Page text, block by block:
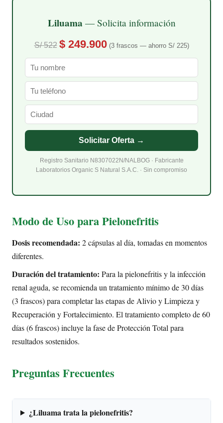
Liluama — Solicita información
S/ 522 $ 249.900 (3 frascos — ahorro S/ 225)
Solicitar Oferta →
Registro Sanitario N8307022N/NALBOG · Fabricante
Laboratorios Organic S Natural S.A.C. · Sin compromiso
Modo de Uso para Pielonefritis
Dosis recomendada: 2 cápsulas al día, tomadas en momentos
diferentes.
Duración del tratamiento: Para la pielonefritis y la infección
renal aguda, se recomienda un tratamiento mínimo de 30 días
(3 frascos) para completar las etapas de Alivio y Limpieza y
Recuperación y Fortalecimiento. El tratamiento completo de 60
días (6 frascos) incluye la fase de Protección Total para
resultados sostenidos.
Preguntas Frecuentes
¿Liluama trata la pielonefritis?